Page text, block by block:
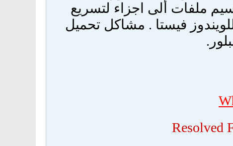
ملفات ألى اجزاء لتسريع
فيستا . مشاكل تحميل